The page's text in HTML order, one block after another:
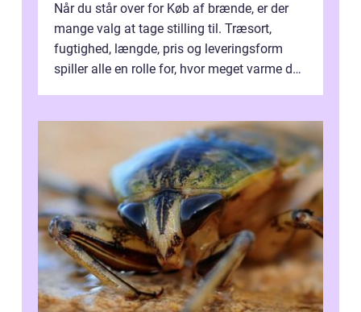
Når du står over for Køb af brænde, er der
mange valg at tage stilling til. Træsort,
fugtighed, længde, pris og leveringsform
spiller alle en rolle for, hvor meget varme du